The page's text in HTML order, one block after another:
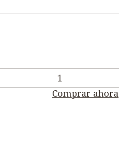
Comprar ahora